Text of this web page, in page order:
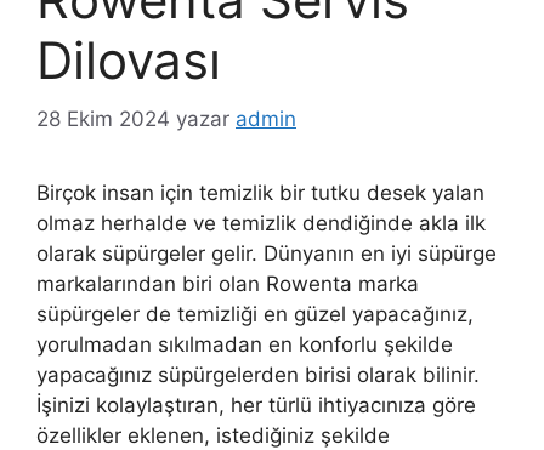
Dilovası
28 Ekim 2024 yazar admin
Birçok insan için temizlik bir tutku desek yalan
olmaz herhalde ve temizlik dendiğinde akla ilk
olarak süpürgeler gelir. Dünyanın en iyi süpürge
markalarından biri olan Rowenta marka
süpürgeler de temizliği en güzel yapacağınız,
yorulmadan sıkılmadan en konforlu şekilde
yapacağınız süpürgelerden birisi olarak bilinir.
İşinizi kolaylaştıran, her türlü ihtiyacınıza göre
özellikler eklenen, istediğiniz şekilde